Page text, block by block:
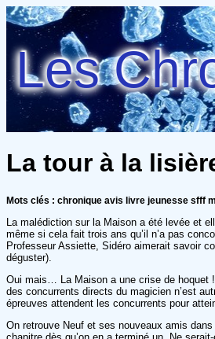
Les
La tour à la
Mots clés : chronique avis livre jeunesse sfff
La malédiction sur la Maison a été levée et
même si cela fait trois ans qu’il n’a pas
Professeur Assiette, Sidéro aimerait savoir
déguster).
Oui mais… La Maison a une crise de hoquet
des concurrents directs du magicien n’est
épreuves attendent les concurrents pour
On retrouve Neuf et ses nouveaux amis